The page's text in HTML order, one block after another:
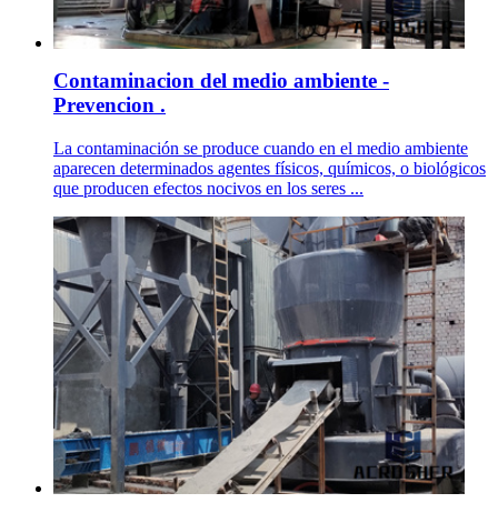
Contaminacion del medio ambiente -
Prevencion .
La contaminación se produce cuando en el medio ambiente
aparecen determinados agentes físicos, químicos, o biológicos
que producen efectos nocivos en los seres ...